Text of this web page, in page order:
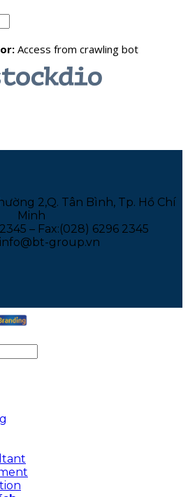
2,Q. Tân Bình, Tp. Hồ Chí
Minh
– Fax:(028) 6296 2345
info@bt-group.vn